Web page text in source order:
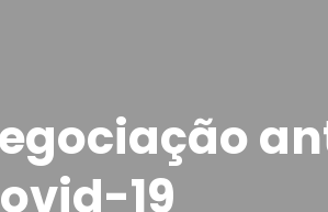
19